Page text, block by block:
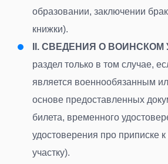
образовании, заключении
книжки).
II. СВЕДЕНИЯ О ВОИНСКОМ
раздел только в том случае,
является военнообязанным
основе предоставленных
билета, временного
удостоверения пpо приписке
участку).